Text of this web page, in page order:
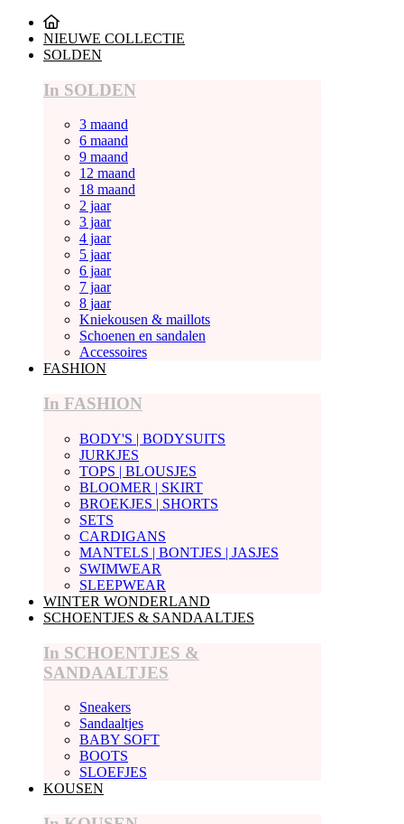
NIEUWE COLLECTIE
SOLDEN
In SOLDEN
3 maand
6 maand
9 maand
12 maand
18 maand
2 jaar
3 jaar
4 jaar
5 jaar
6 jaar
7 jaar
8 jaar
Kniekousen & maillots
Schoenen en sandalen
Accessoires
FASHION
In FASHION
BODY'S | BODYSUITS
JURKJES
TOPS | BLOUSJES
BLOOMER | SKIRT
BROEKJES | SHORTS
SETS
CARDIGANS
MANTELS | BONTJES | JASJES
SWIMWEAR
SLEEPWEAR
WINTER WONDERLAND
SCHOENTJES & SANDAALTJES
In SCHOENTJES &
SANDAALTJES
Sneakers
Sandaaltjes
BABY SOFT
BOOTS
SLOEFJES
KOUSEN